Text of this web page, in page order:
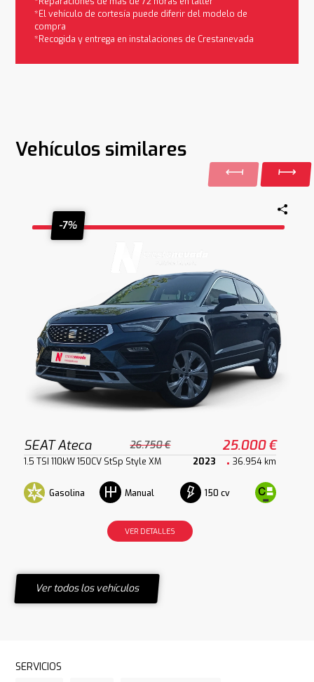
*El vehículo de cortesía puede diferir del modelo de
compra
*Recogida y entrega en instalaciones de Crestanevada
Vehículos similares
-7%
SEAT Ateca 26.750 € 25.000 €
1.5 TSI 110kW 150CV StSp Style XM 2023 36.954 km
Gasolina Manual 150 cv
VER DETALLES
Ver todos los vehículos
SERVICIOS